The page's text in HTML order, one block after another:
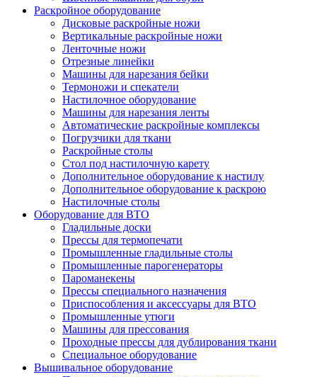
Раскройное оборудование
Дисковые раскройные ножи
Вертикальные раскройные ножи
Ленточные ножи
Отрезные линейки
Машины для нарезания бейки
Термоножи и спекатели
Настилочное оборудование
Машины для нарезания ленты
Автоматические раскройные комплексы
Погрузчики для ткани
Раскройные столы
Стол под настилочную карету
Дополнительное оборудование к настилу
Дополнительное оборудование к раскрою
Настилочные столы
Оборудование для ВТО
Гладильные доски
Прессы для термопечати
Промышленные гладильные столы
Промышленные парогенераторы
Пароманекены
Прессы специального назначения
Приспособления и аксессуары для ВТО
Промышленные утюги
Машины для прессования
Проходные прессы для дублирования ткани
Специальное оборудование
Вышивальное оборудование